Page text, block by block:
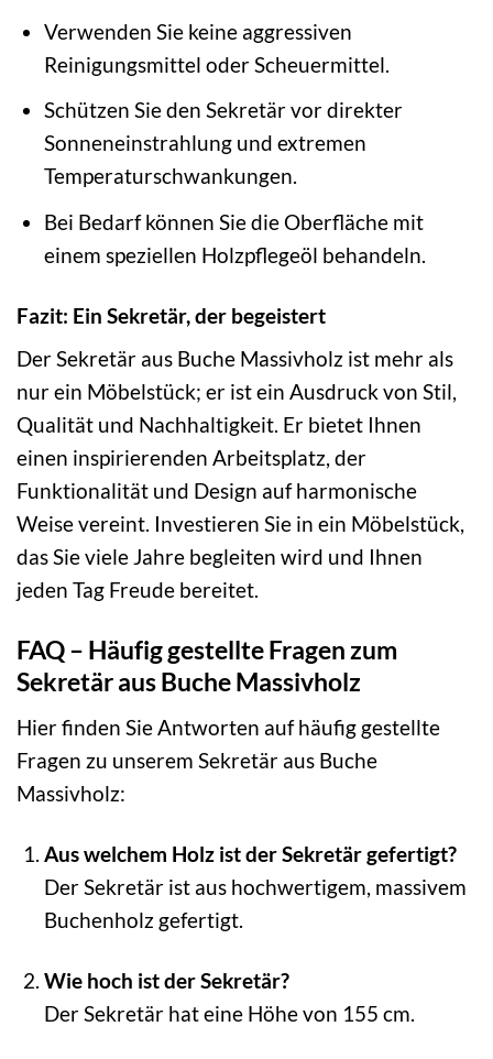
Verwenden Sie keine aggressiven
Reinigungsmittel oder Scheuermittel.
Schützen Sie den Sekretär vor direkter
Sonneneinstrahlung und extremen
Temperaturschwankungen.
Bei Bedarf können Sie die Oberfläche mit
einem speziellen Holzpflegeöl behandeln.
Fazit: Ein Sekretär, der begeistert
Der Sekretär aus Buche Massivholz ist mehr als
nur ein Möbelstück; er ist ein Ausdruck von Stil,
Qualität und Nachhaltigkeit. Er bietet Ihnen
einen inspirierenden Arbeitsplatz, der
Funktionalität und Design auf harmonische
Weise vereint. Investieren Sie in ein Möbelstück,
das Sie viele Jahre begleiten wird und Ihnen
jeden Tag Freude bereitet.
FAQ – Häufig gestellte Fragen zum
Sekretär aus Buche Massivholz
Hier finden Sie Antworten auf häufig gestellte
Fragen zu unserem Sekretär aus Buche
Massivholz:
Aus welchem Holz ist der Sekretär gefertigt?
Der Sekretär ist aus hochwertigem, massivem
Buchenholz gefertigt.
Wie hoch ist der Sekretär?
Der Sekretär hat eine Höhe von 155 cm.